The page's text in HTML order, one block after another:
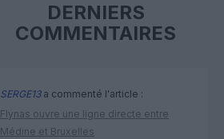
DERNIERS
COMMENTAIRES
SERGE13a commenté l'article :
Flynas ouvre une ligne directe entre
Médine et Bruxelles